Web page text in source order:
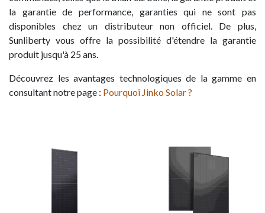
la garantie de performance, garanties qui ne sont pas
disponibles chez un distributeur non officiel. De plus,
Sunliberty vous offre la possibilité d'étendre la garantie
produit jusqu'à 25 ans.
Découvrez les avantages technologiques de la gamme en
consultant notre page : Pourquoi Jinko Solar ?